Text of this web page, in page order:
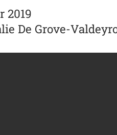
2019
De Grove-